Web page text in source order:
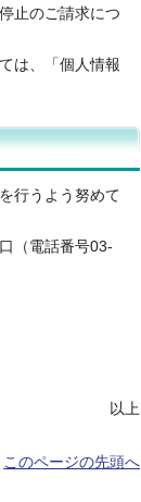
止のご請求につ
は、「個人情報
行うよう努めて
（電話番号03-
以上
このページの先頭へ